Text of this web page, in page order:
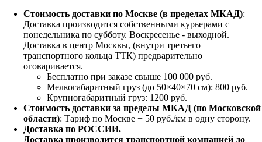
Стоимость доставки по Москве (в пределах МКАД):
Доставка производится собственными курьерами с
понедельника по субботу. Воскресенье - выходной.
Доставка в центр Москвы, (внутри третьего
транспортного кольца ТТК) предварительно
оговаривается.
Бесплатно при заказе свыше 100 000 руб.
Мелкогабаритный груз (до 50×40×70 см): 800 руб.
Крупногабаритный груз: 1200 руб.
Стоимость доставки за пределы МКАД (по Московской
области): Тариф по Москве + 50 руб./км в одну сторону.
Доставка по РОССИИ.
Доставка производится транспортной компанией до